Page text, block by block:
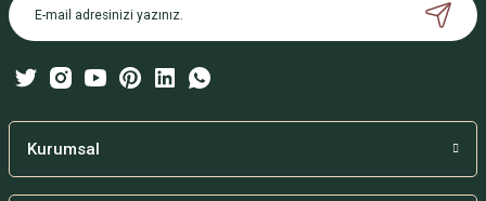
Ürün bilgilerinde hatalar bulunuyor.
Bu ürüne benzer farklı alternatifler olmalı.
Kurumsal